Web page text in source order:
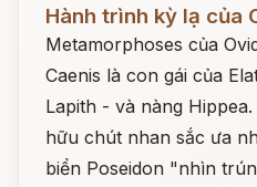
Hành trình kỳ lạ của
Metamorphoses của
Caenis là con gái của
Lapith - và nàng
hữu chút nhan sắc ưa
biển Poseidon "nhìn